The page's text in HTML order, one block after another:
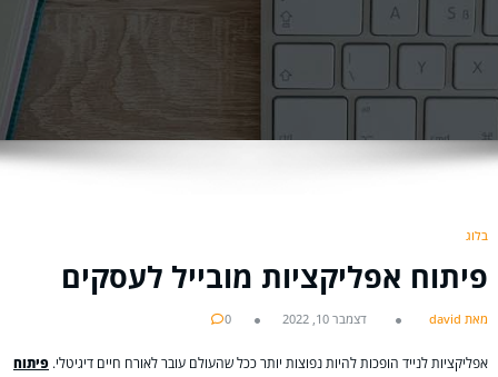
בלוג
פיתוח אפליקציות מובייל לעסקים
מאת david דצמבר 10, 2022 0
אפליקציות לנייד הופכות להיות נפוצות יותר ככל שהעולם עובר לאורח חיים דיגיטלי. פיתוח